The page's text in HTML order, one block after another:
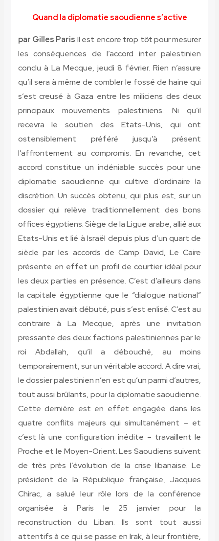
Quand la diplomatie saoudienne s’active
par Gilles Paris Il est encore trop tôt pour mesurer
les conséquences de l’accord inter palestinien
conclu à La Mecque, jeudi 8 février. Rien n’assure
qu’il sera à même de combler le fossé de haine qui
s’est creusé à Gaza entre les miliciens des deux
principaux mouvements palestiniens. Ni qu’il
recevra le soutien des Etats-Unis, qui ont
ostensiblement préféré jusqu’à présent
l’affrontement au compromis. En revanche, cet
accord constitue un indéniable succès pour une
diplomatie saoudienne qui cultive d’ordinaire la
discrétion. Un succès obtenu, qui plus est, sur un
dossier qui relève traditionnellement des bons
offices égyptiens. Siège de la Ligue arabe, allié aux
Etats-Unis et lié à Israël depuis plus d’un quart de
siècle par les accords de Camp David, Le Caire
présente en effet un profil de courtier idéal pour
les deux parties en présence. C’est d’ailleurs dans
la capitale égyptienne que le “dialogue national”
palestinien avait débuté, puis s’est enlisé. C’est au
contraire à La Mecque, après une invitation
pressante des deux factions palestiniennes par le
roi Abdallah, qu’il a débouché, au moins
temporairement, sur un véritable accord. A dire vrai,
le dossier palestinien n’en est qu’un parmi d’autres,
tout aussi brûlants, pour la diplomatie saoudienne.
Cette dernière est en effet engagée dans les
quatre conflits majeurs qui simultanément – et
c’est là une configuration inédite – travaillent le
Proche et le Moyen-Orient. Les Saoudiens suivent
de très près l’évolution de la crise libanaise. Le
président de la République française, Jacques
Chirac, a salué leur rôle lors de la conférence
organisée à Paris le 25 janvier pour la
reconstruction du Liban. Ils sont tout aussi
attentifs à ce qui se passe en Irak, à leur frontière,